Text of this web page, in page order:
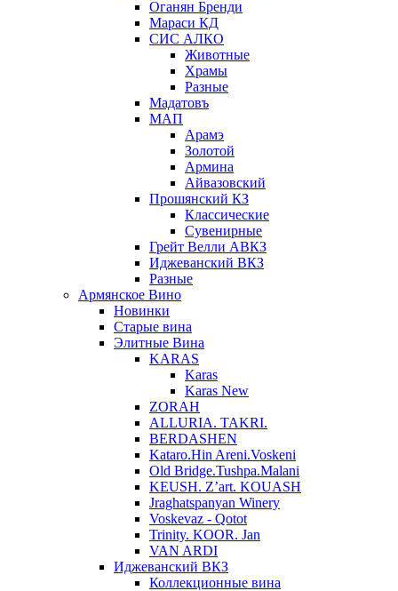
Оганян Бренди
Мараси КД
СИС АЛКО
Животные
Храмы
Разные
Мадатовъ
МАП
Арамэ
Золотой
Армина
Айвазовский
Прошянский КЗ
Классические
Сувенирные
Грейт Велли АВКЗ
Иджеванский ВКЗ
Разные
Армянское Вино
Новинки
Старые вина
Элитные Вина
KARAS
Karas
Karas New
ZORAH
ALLURIA. TAKRI.
BERDASHEN
Kataro.Hin Areni.Voskeni
Old Bridge.Tushpa.Malani
KEUSH. Z’art. KOUASH
Jraghatspanyan Winery
Voskevaz - Qotot
Trinity. KOOR. Jan
VAN ARDI
Иджеванский ВКЗ
Коллекционные вина